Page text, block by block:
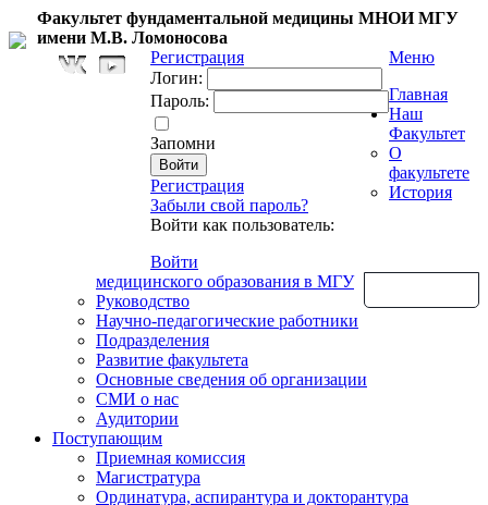
Факультет фундаментальной медицины МНОИ МГУ
имени М.В. Ломоносова
Регистрация
Логин:
Пароль:
Запомни
Регистрация
Забыли свой пароль?
Войти как пользователь:
Войти
Меню
Главная
Наш
Факультет
О
факультете
История
медицинского образования в МГУ
Руководство
Научно-педагогические работники
Подразделения
Развитие факультета
Основные сведения об организации
СМИ о нас
Аудитории
Поступающим
Приемная комиссия
Магистратура
Ординатура, аспирантура и докторантура